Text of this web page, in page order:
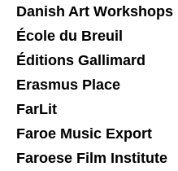
Danish Art Workshops
École du Breuil
Éditions Gallimard
Erasmus Place
FarLit
Faroe Music Export
Faroese Film Institute